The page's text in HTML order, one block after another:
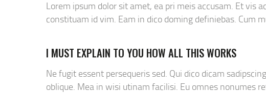
Lorem ipsum dolor sit amet, ea pri meis accusam. Et vis
constituam id vim. Eam in dico doming definiebas. Cum
I MUST EXPLAIN TO YOU HOW ALL THIS WORKS
Ne fugit essent persequeris sed. Qui dico dicam
oblique. Mea in wisi utinam facilisi. Eu omnes nonumes